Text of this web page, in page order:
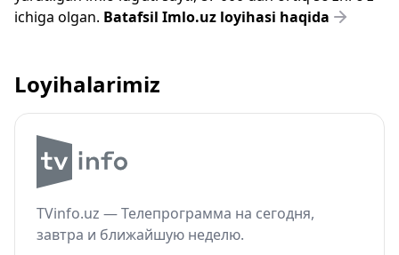
ichiga olgan. Batafsil Imlo.uz loyihasi haqida
Loyihalarimiz
TVinfo.uz — Телепрограмма на сегодня,
завтра и ближайшую неделю.